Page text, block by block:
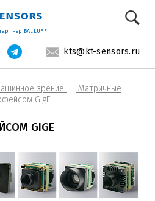
BALLUFF
kts@kt-sensors.ru
зрение
Матричные
GigE
GIGE